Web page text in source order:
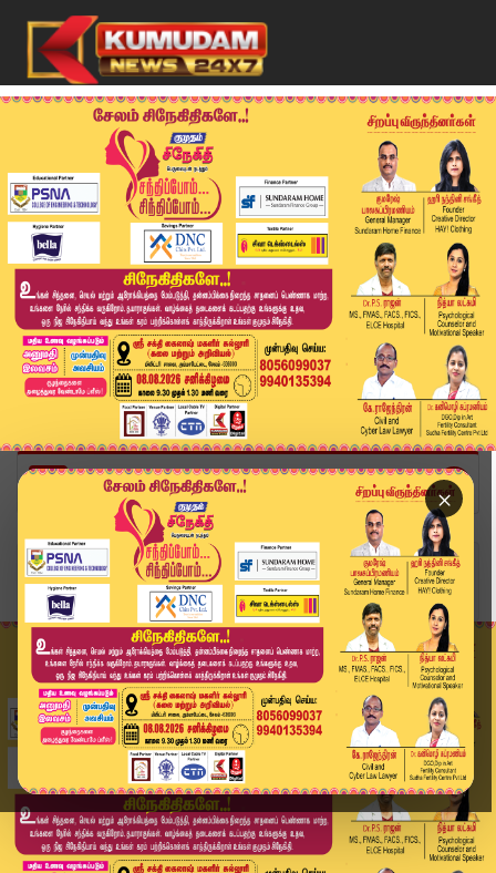
×
Home
வீடியோ ஸ்டோரி
விஜயை சந்தித்ததில் தவறில்லை – ராகுல் காந்தி விய...